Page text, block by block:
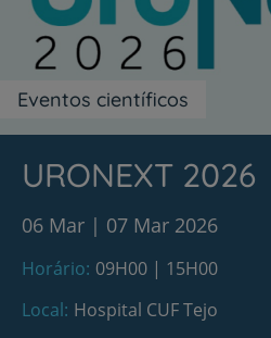
Eventos científicos
URONEXT 2026
06 Mar 07 Mar 2026
Horário 09H00 | 15H00
Local Hospital CUF Tejo